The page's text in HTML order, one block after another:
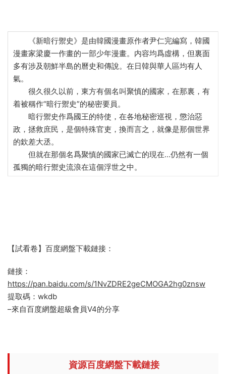
《新暗行禦史》是由韓國漫畫原作者尹仁完編寫，韓國
漫畫家梁慶一作畫的一部少年漫畫。内容均爲虛構，但裏面
多有涉及朝鮮半島的曆史和傳說。在日韓與華人區均有人
氣。
很久很久以前，東方有個名叫聚慎的國家，在那裏，有
着被稱作“暗行禦史”的秘密要員。
暗行禦史作爲國王的特使，在各地秘密巡視，懲治惡
政，拯救庶民，是個特殊官吏，換而言之，就像是那個世界
的欽差大丞。
但就在那個名爲聚慎的國家已滅亡的現在…仍然有一個
孤獨的暗行禦史流浪在這個浮世之中。
【試看卷】百度網盤下載鏈接：
鏈接：
https://pan.baidu.com/s/1NvZDRE2geCMOGA2hg0znsw
提取碼：wkdb
–來自百度網盤超級會員V4的分享
資源百度網盤下載鏈接